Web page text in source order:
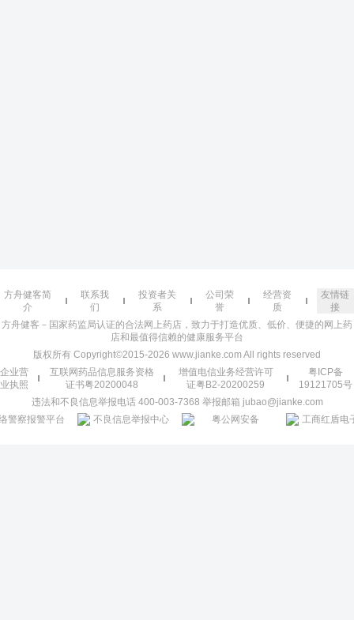
方舟健客简
介
联系我
们
投资者关
系
公司荣
誉
经营资
质
友情链
接
方舟健客－国家药监局认证的合法网上药店，致力于打造优质、低价、便捷的网上药
店和最值得信赖的健康服务平台
版权所有 Copyright©2015-2026 www.jianke.com All rights reserved
企业营
业执照
互联网药品信息服务资格
证书粤20200048
增值电信业务经营许可
证粤B2-20200259
粤ICP备
19121705号
违法和不良信息举报电话 400-003-7368 举报邮箱 jubao@jianke.com